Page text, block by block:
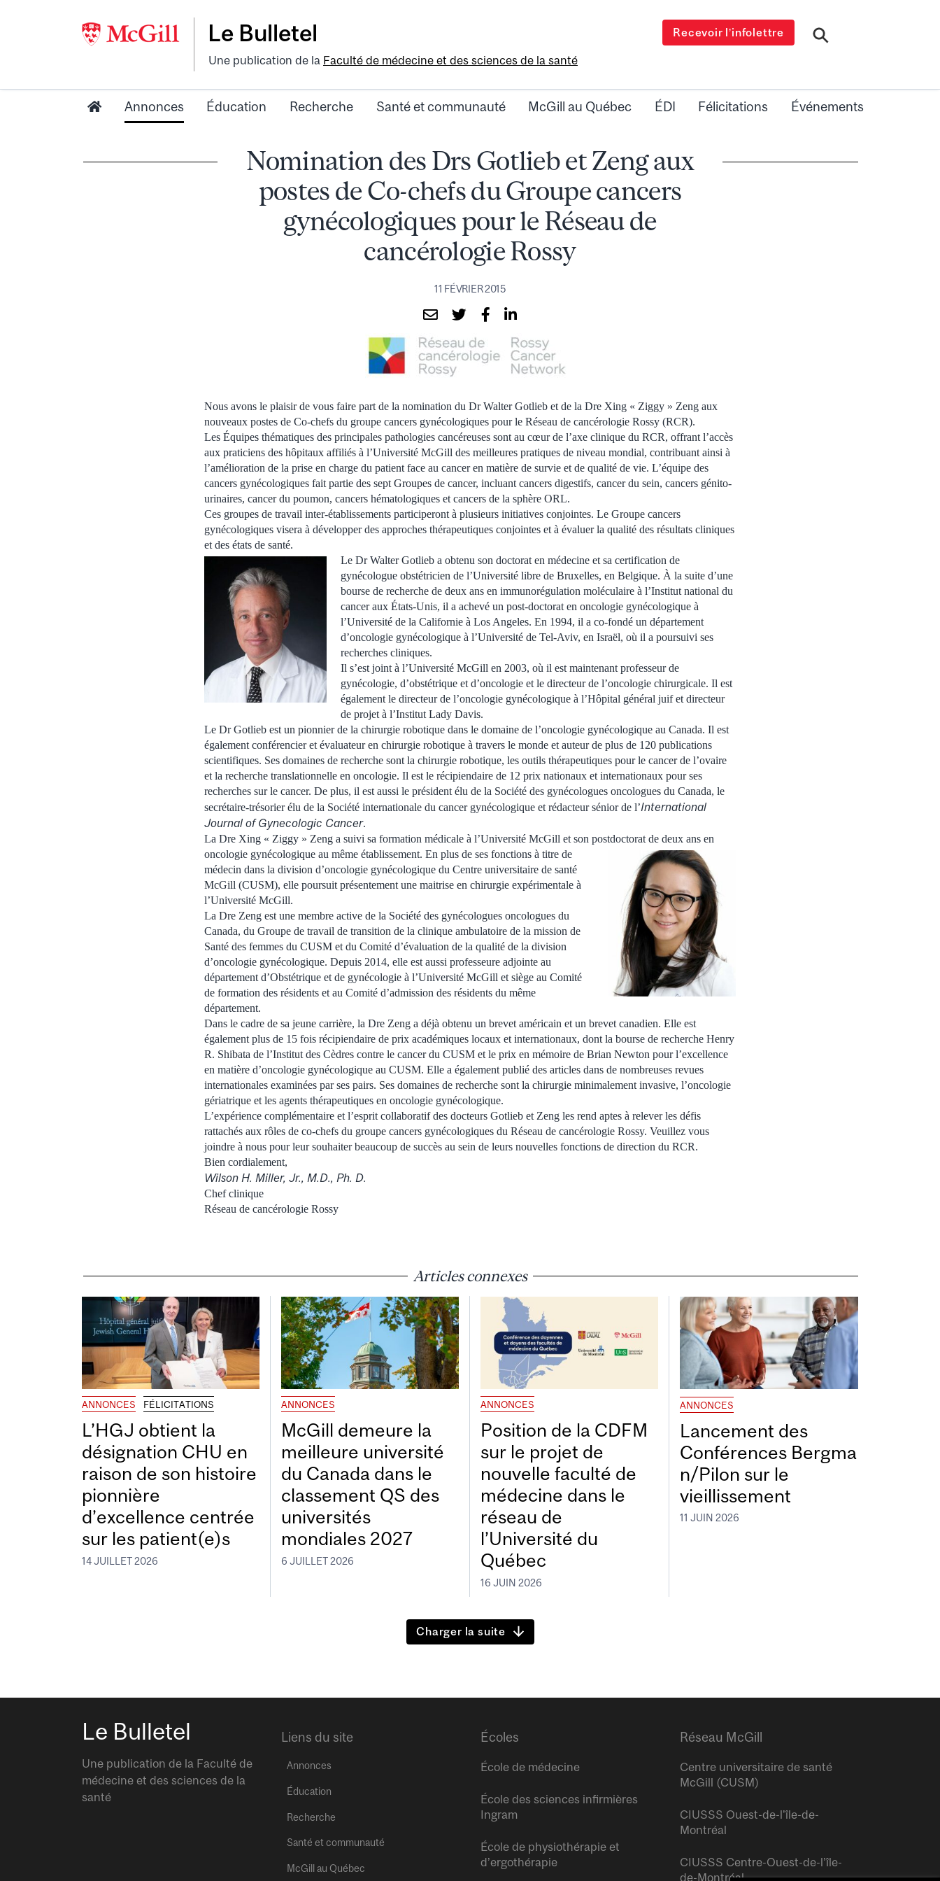
Le Bulletel
Une publication de la Faculté de médecine et des sciences de la santé
Recevoir l’infolettre
Annonces Éducation Recherche Santé et communauté McGill au Québec ÉDI Félicitations Événements
Nomination des Drs Gotlieb et Zeng aux
postes de Co-chefs du Groupe cancers
gynécologiques pour le Réseau de
cancérologie Rossy
11 FÉVRIER 2015
Nous avons le plaisir de vous faire part de la nomination du Dr Walter Gotlieb et de la Dre Xing « Ziggy » Zeng aux
nouveaux postes de Co-chefs du groupe cancers gynécologiques pour le Réseau de cancérologie Rossy (RCR).
Les Équipes thématiques des principales pathologies cancéreuses sont au cœur de l’axe clinique du RCR, offrant l’accès
aux praticiens des hôpitaux affiliés à l’Université McGill des meilleures pratiques de niveau mondial, contribuant ainsi à
l’amélioration de la prise en charge du patient face au cancer en matière de survie et de qualité de vie. L’équipe des
cancers gynécologiques fait partie des sept Groupes de cancer, incluant cancers digestifs, cancer du sein, cancers génito-
urinaires, cancer du poumon, cancers hématologiques et cancers de la sphère ORL.
Ces groupes de travail inter-établissements participeront à plusieurs initiatives conjointes. Le Groupe cancers
gynécologiques visera à développer des approches thérapeutiques conjointes et à évaluer la qualité des résultats cliniques
et des états de santé.
Le Dr Walter Gotlieb a obtenu son doctorat en médecine et sa certification de
gynécologue obstétricien de l’Université libre de Bruxelles, en Belgique. À la suite d’une
bourse de recherche de deux ans en immunorégulation moléculaire à l’Institut national du
cancer aux États-Unis, il a achevé un post-doctorat en oncologie gynécologique à
l’Université de la Californie à Los Angeles. En 1994, il a co-fondé un département
d’oncologie gynécologique à l’Université de Tel-Aviv, en Israël, où il a poursuivi ses
recherches cliniques.
Il s’est joint à l’Université McGill en 2003, où il est maintenant professeur de
gynécologie, d’obstétrique et d’oncologie et le directeur de l’oncologie chirurgicale. Il est
également le directeur de l’oncologie gynécologique à l’Hôpital général juif et directeur
de projet à l’Institut Lady Davis.
Le Dr Gotlieb est un pionnier de la chirurgie robotique dans le domaine de l’oncologie gynécologique au Canada. Il est
également conférencier et évaluateur en chirurgie robotique à travers le monde et auteur de plus de 120 publications
scientifiques. Ses domaines de recherche sont la chirurgie robotique, les outils thérapeutiques pour le cancer de l’ovaire
et la recherche translationnelle en oncologie. Il est le récipiendaire de 12 prix nationaux et internationaux pour ses
recherches sur le cancer. De plus, il est aussi le président élu de la Société des gynécologues oncologues du Canada, le
secrétaire-trésorier élu de la Société internationale du cancer gynécologique et rédacteur sénior de l’International
Journal of Gynecologic Cancer.
La Dre Xing « Ziggy » Zeng a suivi sa formation médicale à l’Université McGill et son postdoctorat de deux ans en
oncologie gynécologique au même établissement. En plus de ses fonctions à titre de
médecin dans la division d’oncologie gynécologique du Centre universitaire de santé
McGill (CUSM), elle poursuit présentement une maitrise en chirurgie expérimentale à
l’Université McGill.
La Dre Zeng est une membre active de la Société des gynécologues oncologues du
Canada, du Groupe de travail de transition de la clinique ambulatoire de la mission de
Santé des femmes du CUSM et du Comité d’évaluation de la qualité de la division
d’oncologie gynécologique. Depuis 2014, elle est aussi professeure adjointe au
département d’Obstétrique et de gynécologie à l’Université McGill et siège au Comité
de formation des résidents et au Comité d’admission des résidents du même
département.
Dans le cadre de sa jeune carrière, la Dre Zeng a déjà obtenu un brevet américain et un brevet canadien. Elle est
également plus de 15 fois récipiendaire de prix académiques locaux et internationaux, dont la bourse de recherche Henry
R. Shibata de l’Institut des Cèdres contre le cancer du CUSM et le prix en mémoire de Brian Newton pour l’excellence
en matière d’oncologie gynécologique au CUSM. Elle a également publié des articles dans de nombreuses revues
internationales examinées par ses pairs. Ses domaines de recherche sont la chirurgie minimalement invasive, l’oncologie
gériatrique et les agents thérapeutiques en oncologie gynécologique.
L’expérience complémentaire et l’esprit collaboratif des docteurs Gotlieb et Zeng les rend aptes à relever les défis
rattachés aux rôles de co-chefs du groupe cancers gynécologiques du Réseau de cancérologie Rossy. Veuillez vous
joindre à nous pour leur souhaiter beaucoup de succès au sein de leurs nouvelles fonctions de direction du RCR.
Bien cordialement,
Wilson H. Miller, Jr., M.D., Ph. D.
Chef clinique
Réseau de cancérologie Rossy
Articles connexes
ANNONCES FÉLICITATIONS
L’HGJ obtient la
désignation CHU en
raison de son histoire
pionnière
d’excellence centrée
sur les patient(e)s
14 JUILLET 2026
ANNONCES
McGill demeure la
meilleure université
du Canada dans le
classement QS des
universités
mondiales 2027
6 JUILLET 2026
ANNONCES
Position de la CDFM
sur le projet de
nouvelle faculté de
médecine dans le
réseau de
l’Université du
Québec
16 JUIN 2026
ANNONCES
Lancement des
Conférences Bergma
n/Pilon sur le
vieillissement
11 JUIN 2026
Charger la suite
Le Bulletel
Une publication de la Faculté de
médecine et des sciences de la
santé
Liens du site
Annonces
Éducation
Recherche
Santé et communauté
McGill au Québec
Écoles
École de médecine
École des sciences infirmières
Ingram
École de physiothérapie et
d’ergothérapie
Réseau McGill
Centre universitaire de santé
McGill (CUSM)
CIUSSS Ouest-de-l’île-de-
Montréal
CIUSSS Centre-Ouest-de-l’île-
de-Montréal